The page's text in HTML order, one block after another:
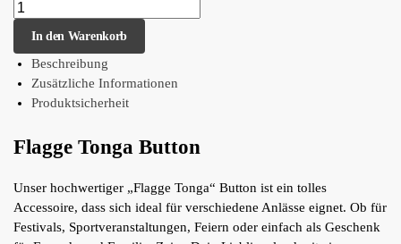
In den Warenkorb
Beschreibung
Zusätzliche Informationen
Produktsicherheit
Flagge Tonga Button
Unser hochwertiger „Flagge Tonga“ Button ist ein tolles
Accessoire, dass sich ideal für verschiedene Anlässe eignet. Ob für
Festivals, Sportveranstaltungen, Feiern oder einfach als Geschenk